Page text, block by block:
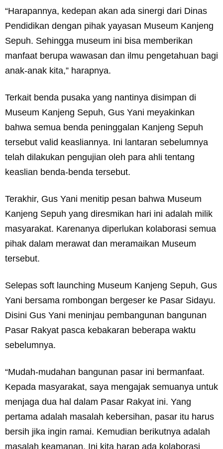
“Harapannya, kedepan akan ada sinergi dari Dinas
Pendidikan dengan pihak yayasan Museum Kanjeng
Sepuh. Sehingga museum ini bisa memberikan
manfaat berupa wawasan dan ilmu pengetahuan bagi
anak-anak kita,” harapnya.
Terkait benda pusaka yang nantinya disimpan di
Museum Kanjeng Sepuh, Gus Yani meyakinkan
bahwa semua benda peninggalan Kanjeng Sepuh
tersebut valid keasliannya. Ini lantaran sebelumnya
telah dilakukan pengujian oleh para ahli tentang
keaslian benda-benda tersebut.
Terakhir, Gus Yani menitip pesan bahwa Museum
Kanjeng Sepuh yang diresmikan hari ini adalah milik
masyarakat. Karenanya diperlukan kolaborasi semua
pihak dalam merawat dan meramaikan Museum
tersebut.
Selepas soft launching Museum Kanjeng Sepuh, Gus
Yani bersama rombongan bergeser ke Pasar Sidayu.
Disini Gus Yani meninjau pembangunan bangunan
Pasar Rakyat pasca kebakaran beberapa waktu
sebelumnya.
“Mudah-mudahan bangunan pasar ini bermanfaat.
Kepada masyarakat, saya mengajak semuanya untuk
menjaga dua hal dalam Pasar Rakyat ini. Yang
pertama adalah masalah kebersihan, pasar itu harus
bersih jika ingin ramai. Kemudian berikutnya adalah
masalah keamanan. Ini kita harap ada kolaborasi